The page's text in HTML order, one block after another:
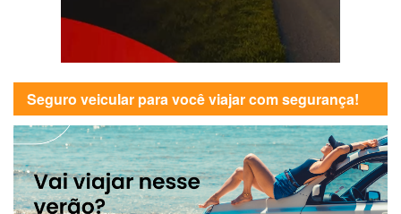
Seguro veicular para você viajar com segurança!